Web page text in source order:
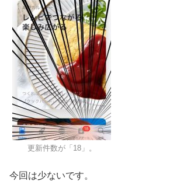
更新件数が「18」。
今回は少ないです。